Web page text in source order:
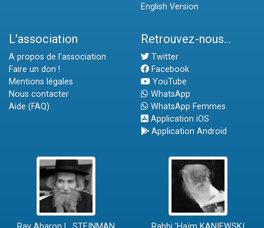
English Version
L'association
A propos de l'association
Faire un don !
Mentions légales
Nous contacter
Aide (FAQ)
Retrouvez-nous...
Twitter
Facebook
YouTube
WhatsApp
WhatsApp Femmes
Application iOS
Application Android